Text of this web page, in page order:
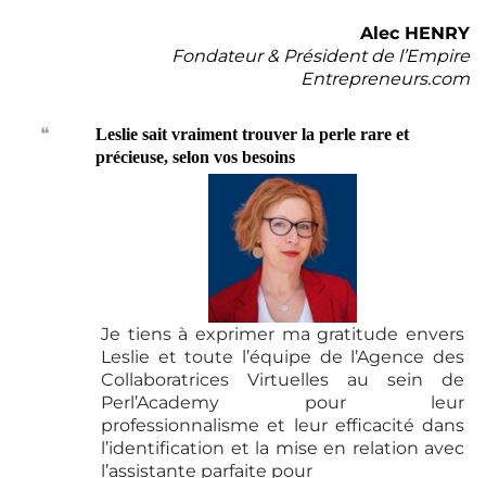
Alec HENRY
Fondateur & Président de l’Empire
Entrepreneurs.com
❝
Leslie sait vraiment trouver la perle rare et
précieuse, selon vos besoins
Je tiens à exprimer ma gratitude envers
Leslie et toute l’équipe de l’Agence des
Collaboratrices Virtuelles au sein de
Perl’Academy pour leur
professionnalisme et leur efficacité dans
l’identification et la mise en relation avec
l’assistante parfaite pour